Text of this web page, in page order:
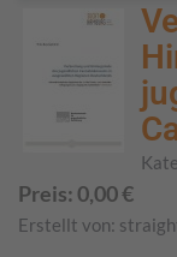
Preis: 0,00€
Erstellt von: